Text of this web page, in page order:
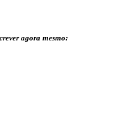
agora mesmo: